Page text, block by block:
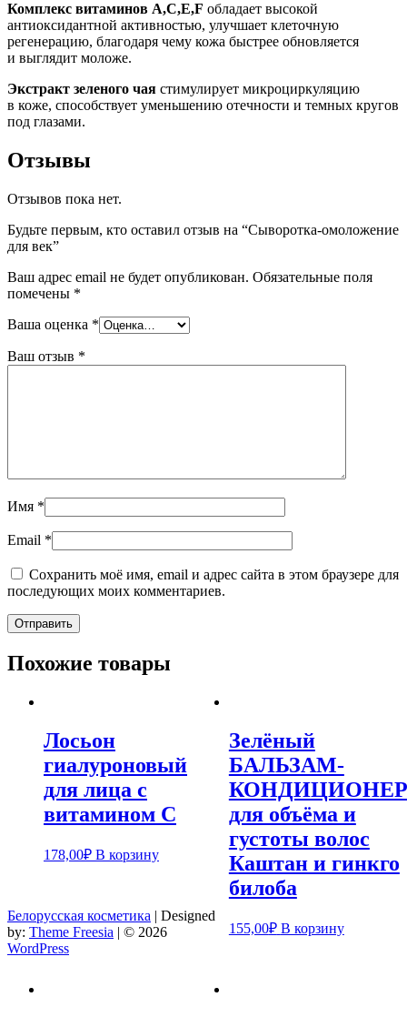
Комплекс витаминов A,C,E,F обладает высокой
антиоксидантной активностью, улучшает клеточную
регенерацию, благодаря чему кожа быстрее обновляется
и выглядит моложе.
Экстракт зеленого чая стимулирует микроциркуляцию
в коже, способствует уменьшению отечности и темных кругов
под глазами.
Отзывы
Отзывов пока нет.
Будьте первым, кто оставил отзыв на “Сыворотка-омоложение
для век”
Ваш адрес email не будет опубликован. Обязательные поля
помечены *
Ваша оценка *
Ваш отзыв *
Имя *
Email *
Сохранить моё имя, email и адрес сайта в этом браузере для
последующих моих комментариев.
Похожие товары
Лосьон
гиалуроновый
для лица с
витамином С
178,00₽ В корзину
Зелёный
БАЛЬЗАМ-
КОНДИЦИОНЕР
для объёма и
густоты волос
Каштан и гинкго
билоба
155,00₽ В корзину
Белорусская косметика | Designed
by: Theme Freesia | © 2026
WordPress